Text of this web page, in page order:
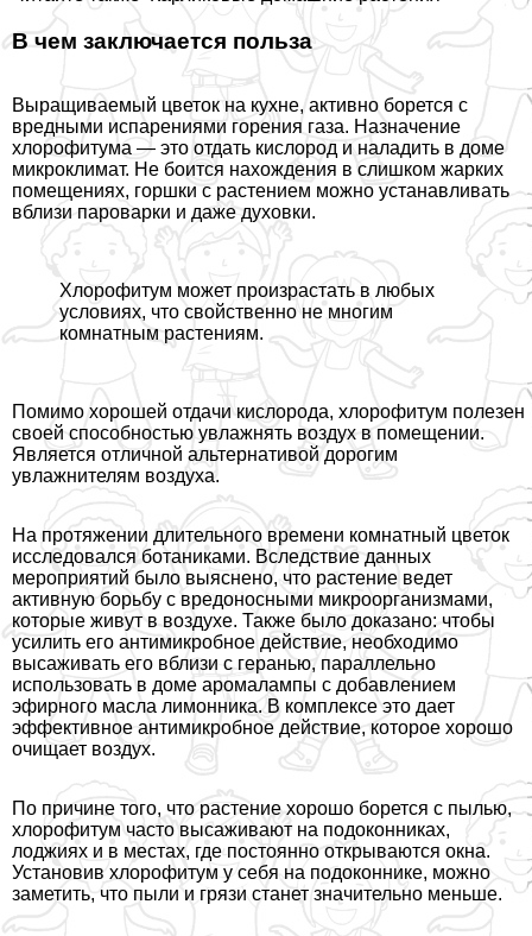
В чем заключается польза
Выращиваемый цветок на кухне, активно борется с
вредными испарениями горения газа. Назначение
хлорофитума — это отдать кислород и наладить в доме
микроклимат. Не боится нахождения в слишком жарких
помещениях, горшки с растением можно устанавливать
вблизи пароварки и даже духовки.
Хлорофитум может произрастать в любых
условиях, что свойственно не многим
комнатным растениям.
Помимо хорошей отдачи кислорода, хлорофитум полезен
своей способностью увлажнять воздух в помещении.
Является отличной альтернативой дорогим
увлажнителям воздуха.
На протяжении длительного времени комнатный цветок
исследовался ботаниками. Вследствие данных
мероприятий было выяснено, что растение ведет
активную борьбу с вредоносными микроорганизмами,
которые живут в воздухе. Также было доказано: чтобы
усилить его антимикробное действие, необходимо
высаживать его вблизи с геранью, параллельно
использовать в доме аромалампы с добавлением
эфирного масла лимонника. В комплексе это дает
эффективное антимикробное действие, которое хорошо
очищает воздух.
По причине того, что растение хорошо борется с пылью,
хлорофитум часто высаживают на подоконниках,
лоджиях и в местах, где постоянно открываются окна.
Установив хлорофитум у себя на подоконнике, можно
заметить, что пыли и грязи станет значительно меньше.